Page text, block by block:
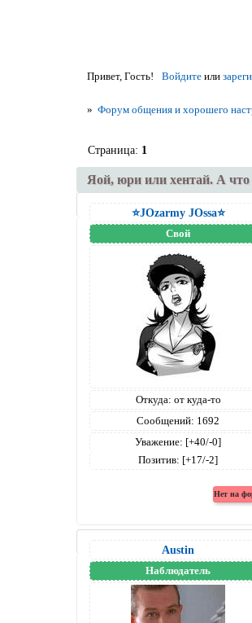
Привет, Гость! Войдитеили
» Форум общения и хорошего
Яой, юри или хентай. А что
Страница: 1
⭐JOzarmy JOssa⭐
Свой
Откуда: от куда-то
Сообщений: 1692
Уважение: [+40/-0]
Позитив: [+17/-2]
Austin
Наблюдатель